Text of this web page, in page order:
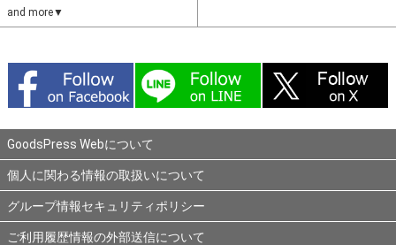
and more▼
GoodsPress Webについて
個人に関わる情報の取扱いについて
グループ情報セキュリティポリシー
ご利用履歴情報の外部送信について